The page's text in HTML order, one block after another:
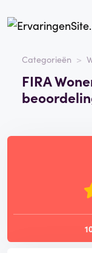
Categorieën
FIRA